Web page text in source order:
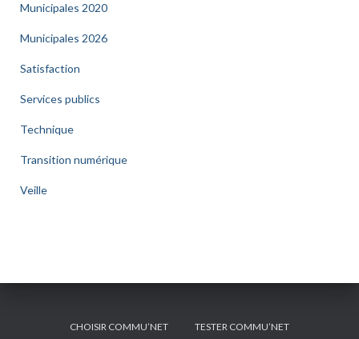
Municipales 2020
Municipales 2026
Satisfaction
Services publics
Technique
Transition numérique
Veille
CHOISIR COMMU’NET TESTER COMMU’NET